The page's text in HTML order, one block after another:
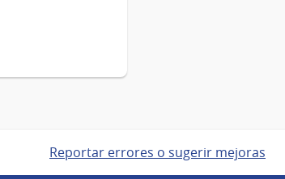
Reportar errores o sugerir mejoras